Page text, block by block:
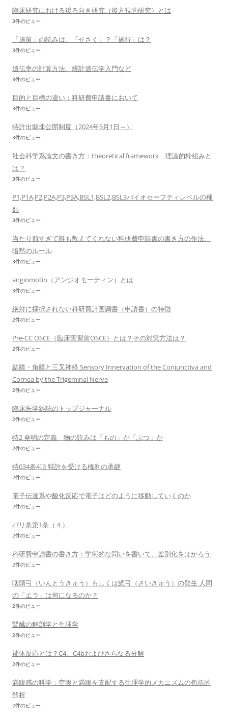
臨床研究における後ろ向き研究（後方視的研究）とは
3件のビュー
「施策」の読みは、「せさく」？「施行」は？
3件のビュー
遺伝率の計算方法、統計遺伝学入門など
3件のビュー
目的と目標の違い：科研費申請書において
3件のビュー
特許出願非公開制度（2024年5月1日～）
3件のビュー
社会科学系論文の書き方：theoretical framework 理論的枠組みと
は？
3件のビュー
P1,P1A,P2,P2A,P3,P3A,BSL1,BSL2,BSL3バイオセーフティレベルの種
類
3件のビュー
当たり前すぎて誰も教えてくれない科研費申請書の書き方の作法、
暗黙のルール
3件のビュー
angiomotin（アンジオモーティン）とは
3件のビュー
絶対に採択されない科研費計画調書（申請書）の特徴
2件のビュー
Pre-CC OSCE（臨床実習前OSCE）とは？その対策方法は？
2件のビュー
結膜・角膜と三叉神経 Sensory Innervation of the Conjunctiva and
Cornea by the Trigeminal Nerve
2件のビュー
臨床医学雑誌のトップジャーナル
2件のビュー
特2 発明の定義 物の読みは「もの」か「ぶつ」か
2件のビュー
特034条4項 特許を受ける権利の承継
2件のビュー
電子伝達系や酸化反応で電子はどのように移動していくのか
2件のビュー
パリ条第1条（４）
2件のビュー
科研費申請書の書き方：学術的な問いを書いて、差別化をはかろう
2件のビュー
咽頭弓（いんとうきゅう）もしくは鰓弓（さいきゅう）の発生 人間
の「エラ」は何になるのか？
2件のビュー
腎臓の解剖学と生理学
2件のビュー
補体反応とは？C4、C4bおよびさらなる分解
2件のビュー
満腹感の科学：空腹と満腹を支配する生理学的メカニズムの包括的
解析
2件のビュー